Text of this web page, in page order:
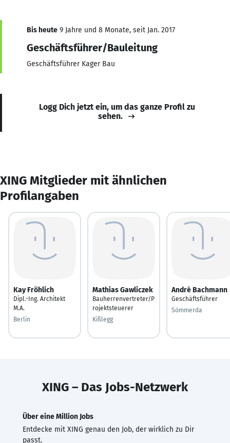
Bis heute 9 Jahre und 8 Monate, seit Jan. 2017
Geschäftsführer/Bauleitung
Geschäftsführer Kager Bau
Logg Dich jetzt ein, um das ganze Profil zu
sehen.
XING Mitglieder mit ähnlichen
Profilangaben
Kay Fröhlich
Dipl.-Ing. Architekt
M.A.
Berlin
Mathias Gawliczek
Bauherrenvertreter/P
rojektsteuerer
Kißlegg
André Bachmann
Geschäftsführer
Sömmerda
XING – Das Jobs-Netzwerk
Über eine Million Jobs
Entdecke mit XING genau den Job, der wirklich zu Dir
passt.